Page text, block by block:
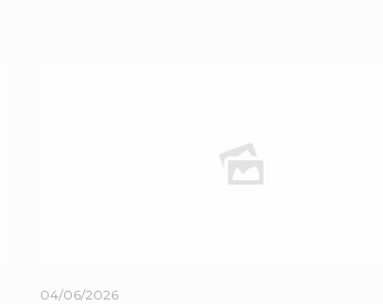
04/06/2026